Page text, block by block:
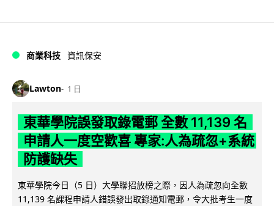
商業科技 資訊保安
Lawton 1 日
東華學院誤發取錄電郵 全數 11,139 名
申請人一度空歡喜 專家:人為疏忽+系統
防護缺失
東華學院今日（5 日）大學聯招放榜之際，因人為疏忽向全數
11,139 名課程申請人錯誤發出取錄通知電郵，令大批考生一度